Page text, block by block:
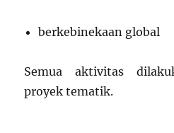
berkebinekaan global
Semua aktivitas
proyek tematik.